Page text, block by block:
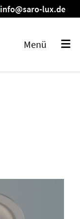
info@saro-lux.de
Menü